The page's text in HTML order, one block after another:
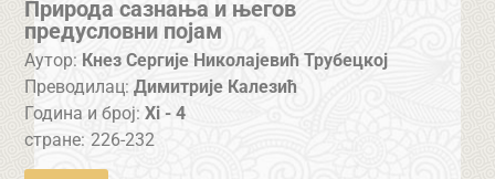
Природа сазнања и његов
предусловни појам
Аутор: Кнез Сергије Николајевић Трубецкој
Преводилац: Димитрије Калезић
Година и број:Xi - 4
стране: 226-232